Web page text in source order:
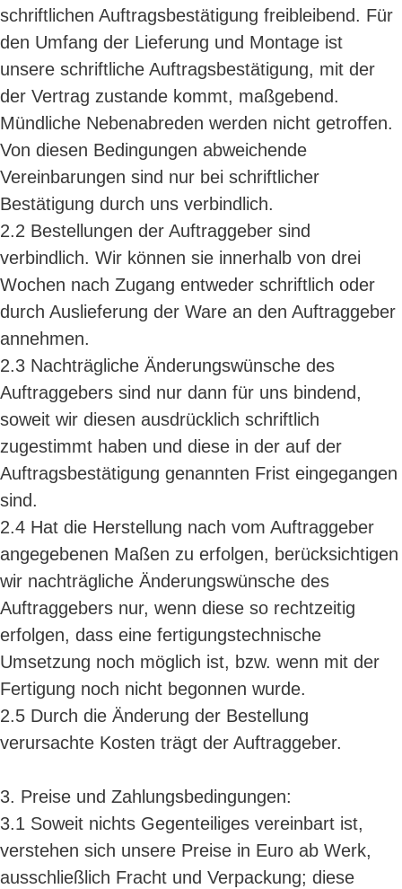
schriftlichen Auftragsbestätigung freibleibend. Für
den Umfang der Lieferung und Montage ist
unsere schriftliche Auftragsbestätigung, mit der
der Vertrag zustande kommt, maßgebend.
Mündliche Nebenabreden werden nicht getroffen.
Von diesen Bedingungen abweichende
Vereinbarungen sind nur bei schriftlicher
Bestätigung durch uns verbindlich.
2.2 Bestellungen der Auftraggeber sind
verbindlich. Wir können sie innerhalb von drei
Wochen nach Zugang entweder schriftlich oder
durch Auslieferung der Ware an den Auftraggeber
annehmen.
2.3 Nachträgliche Änderungswünsche des
Auftraggebers sind nur dann für uns bindend,
soweit wir diesen ausdrücklich schriftlich
zugestimmt haben und diese in der auf der
Auftragsbestätigung genannten Frist eingegangen
sind.
2.4 Hat die Herstellung nach vom Auftraggeber
angegebenen Maßen zu erfolgen, berücksichtigen
wir nachträgliche Änderungswünsche des
Auftraggebers nur, wenn diese so rechtzeitig
erfolgen, dass eine fertigungstechnische
Umsetzung noch möglich ist, bzw. wenn mit der
Fertigung noch nicht begonnen wurde.
2.5 Durch die Änderung der Bestellung
verursachte Kosten trägt der Auftraggeber.
3. Preise und Zahlungsbedingungen:
3.1 Soweit nichts Gegenteiliges vereinbart ist,
verstehen sich unsere Preise in Euro ab Werk,
ausschließlich Fracht und Verpackung; diese